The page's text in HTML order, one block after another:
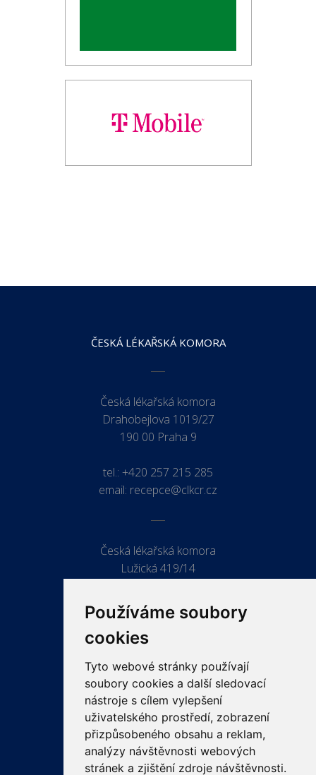
Používáme soubory
cookies
Tyto webové stránky používají
soubory cookies a další sledovací
nástroje s cílem vylepšení
uživatelského prostředí, zobrazení
přizpůsobeného obsahu a reklam,
analýzy návštěvnosti webových
stránek a zjištění zdroje návštěvnosti.
ČESKÁ LÉKAŘSKÁ KOMORA
Česká lékařská komora
Drahobejlova 1019/27
190 00 Praha 9
tel.: +420 257 215 285
email: recepce@clkcr.cz
Česká lékařská komora
Lužická 419/14
ODKAZY
PRO LÉKAŘE
PRO VEŘEJNOST
VZDĚLÁVÁNÍ